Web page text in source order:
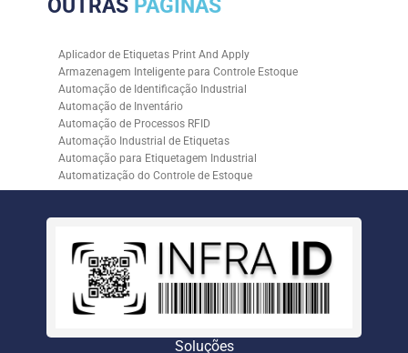
OUTRAS PÁGINAS
Aplicador de Etiquetas Print And Apply
Armazenagem Inteligente para Controle Estoque
Automação de Identificação Industrial
Automação de Inventário
Automação de Processos RFID
Automação Industrial de Etiquetas
Automação para Etiquetagem Industrial
Automatização do Controle de Estoque
Controle de Estoque com RFID
Empresa de Automação para Processos Logísticos
Empresa de Rastreabilidade Industrial
Empresa de Soluções para Etiquetagem
Empresa Especializada em Inventário de Estoque
Etiqueta RFID para Controle de Estoque
Inventário de Estoque Automatizado
Soluções